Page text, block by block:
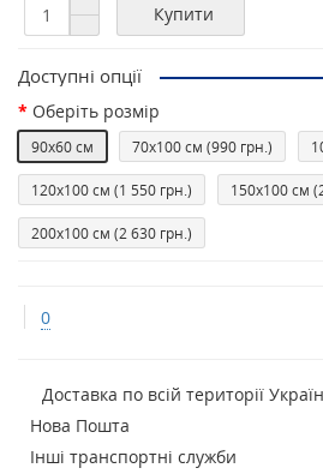
Купити
Доступні опції
Оберiть розмір
90х60 см 70х100 см (990 грн.)
120х100 см (1 550 грн.) 150х100 см
200х100 см (2 630 грн.)
0
Доставка по всій території
Нова Пошта
Інші транспортні служби